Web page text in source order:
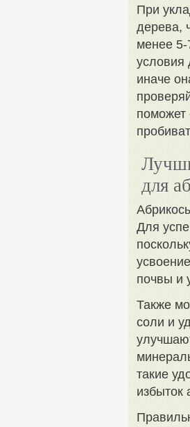
При
дерева,
менее 5-
условия
иначе
поможет
для
Для
почвы и
Также
соли и
такие
избыток